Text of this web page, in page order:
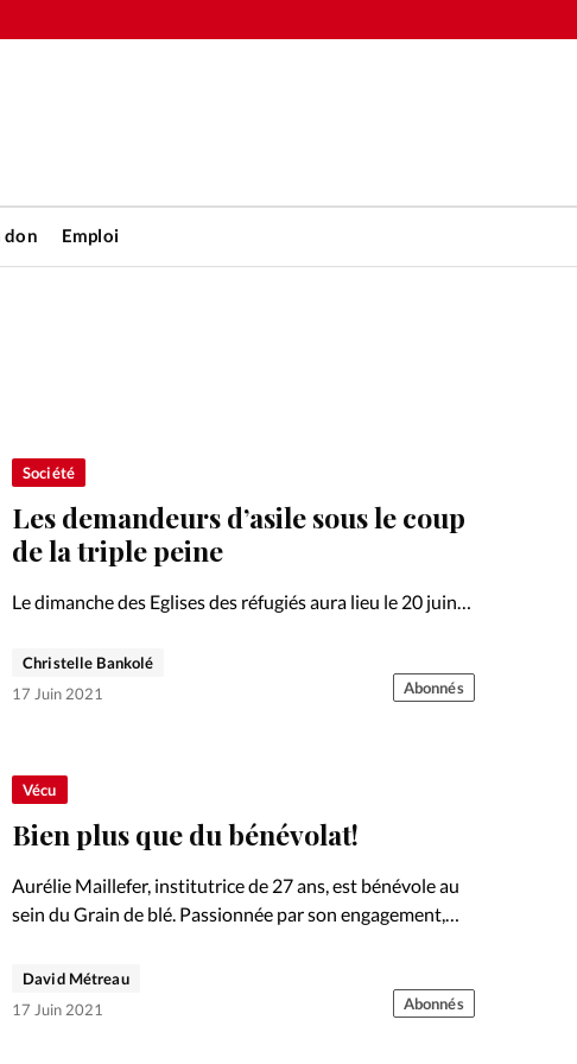
don Emploi
Foi
Opinions
La boutique
À propos
Emploi
Société
Les demandeurs d’asile sous le coup
de la triple peine
Le dimanche des Eglises des réfugiés aura lieu le 20 juin.
chrétiennes soutiennent la campagne «Justice en fuite».
Un état d’urgence pour lequel les évangéliques tirent la
Christelle Bankolé
17 Juin 2021
Abonnés
Vécu
Bien plus que du bénévolat!
Aurélie Maillefer, institutrice de 27 ans, est bénévole au
sein du Grain de blé. Passionnée par son engagement,
David Métreau
17 Juin 2021
Abonnés